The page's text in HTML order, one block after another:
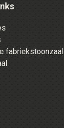
fabriekstoonzaal